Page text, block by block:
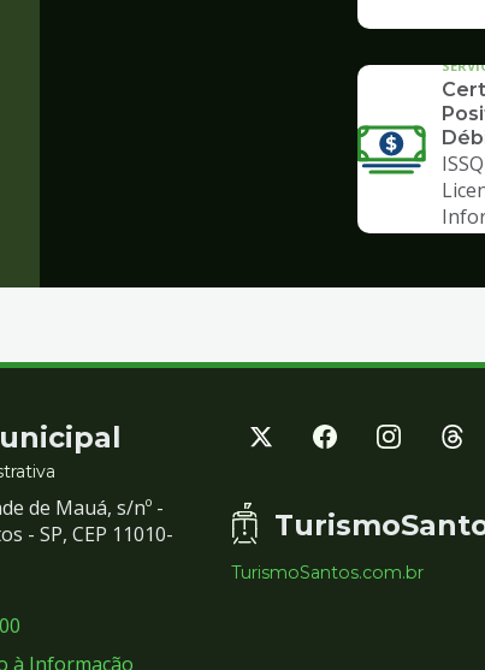
de Mauá, s/nº -
- SP, CEP 11010-
à Informação
TurismoSantos.com.br